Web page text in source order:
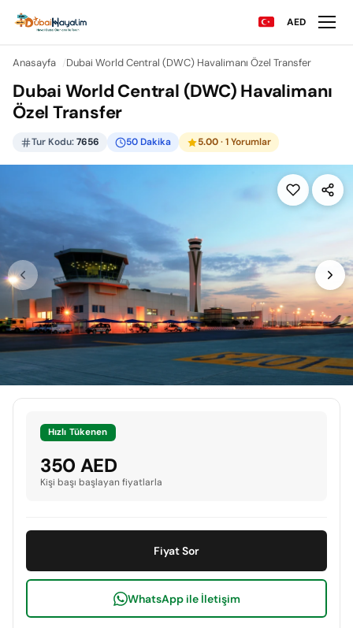
AED
Anasayfa Dubai World Central (DWC) Havalimanı Özel Transfer
Dubai World Central (DWC) Havalimanı
Özel Transfer
Tur Kodu:7656 50 Dakika 5.00· 1 Yorumlar
Hızlı Tükenen
350 AED
Kişi başı başlayan fiyatlarla
Fiyat Sor
WhatsApp ile İletişim